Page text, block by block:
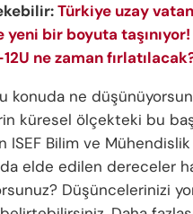
Türkiye uzay
yeni bir boyuta
ne zaman
konuda ne
küresel ölçekteki bu
ISEF Bilim ve Mühendislik
elde edilen dereceler
Düşüncelerinizi